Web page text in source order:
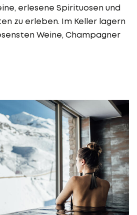
erlesene Spirituosen und
zu erleben. Im Keller lagern
Weine, Champagner